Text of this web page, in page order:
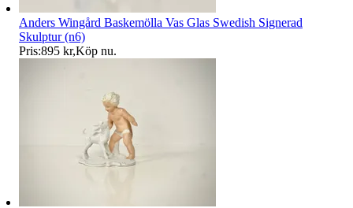
Anders Wingård Baskemölla Vas Glas Swedish Signerad
Skulptur (n6)
Pris:895 kr,Köp nu.